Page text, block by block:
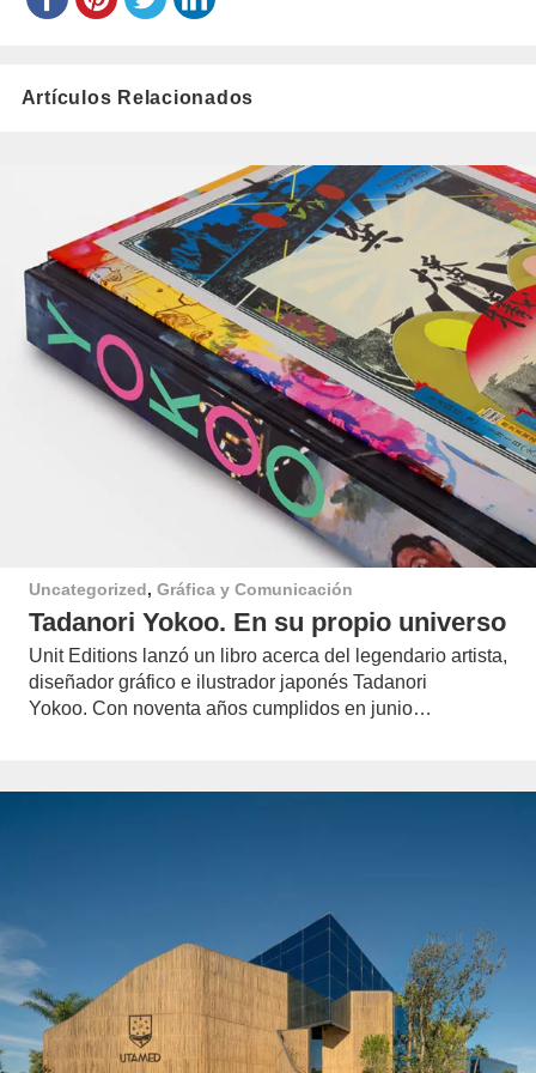
Artículos Relacionados
Uncategorized, Gráfica y Comunicación
Tadanori Yokoo. En su propio universo
Unit Editions lanzó un libro acerca del legendario artista,
diseñador gráfico e ilustrador japonés Tadanori
Yokoo. Con noventa años cumplidos en junio…